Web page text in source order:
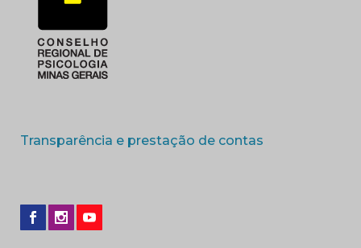
Transparência e prestação de contas